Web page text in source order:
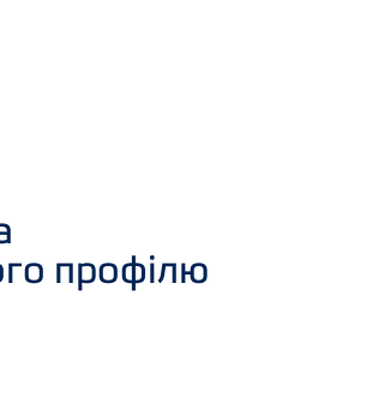
профілю